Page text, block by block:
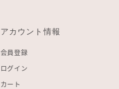
アカウント情報
会員登録
ログイン
カート